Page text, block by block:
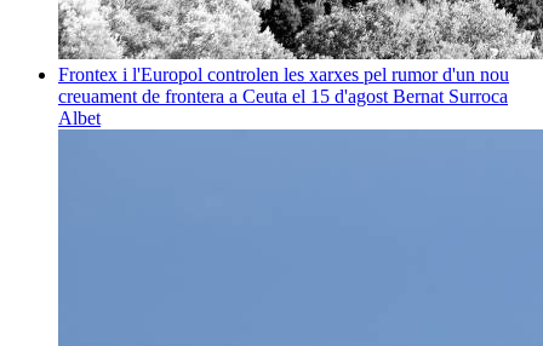
Frontex i l'Europol controlen les xarxes pel rumor d'un nou
creuament de frontera a Ceuta el 15 d'agost Bernat Surroca
Albet